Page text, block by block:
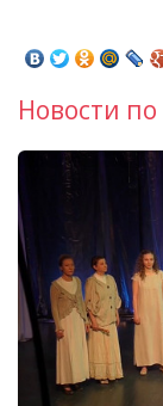
Новости